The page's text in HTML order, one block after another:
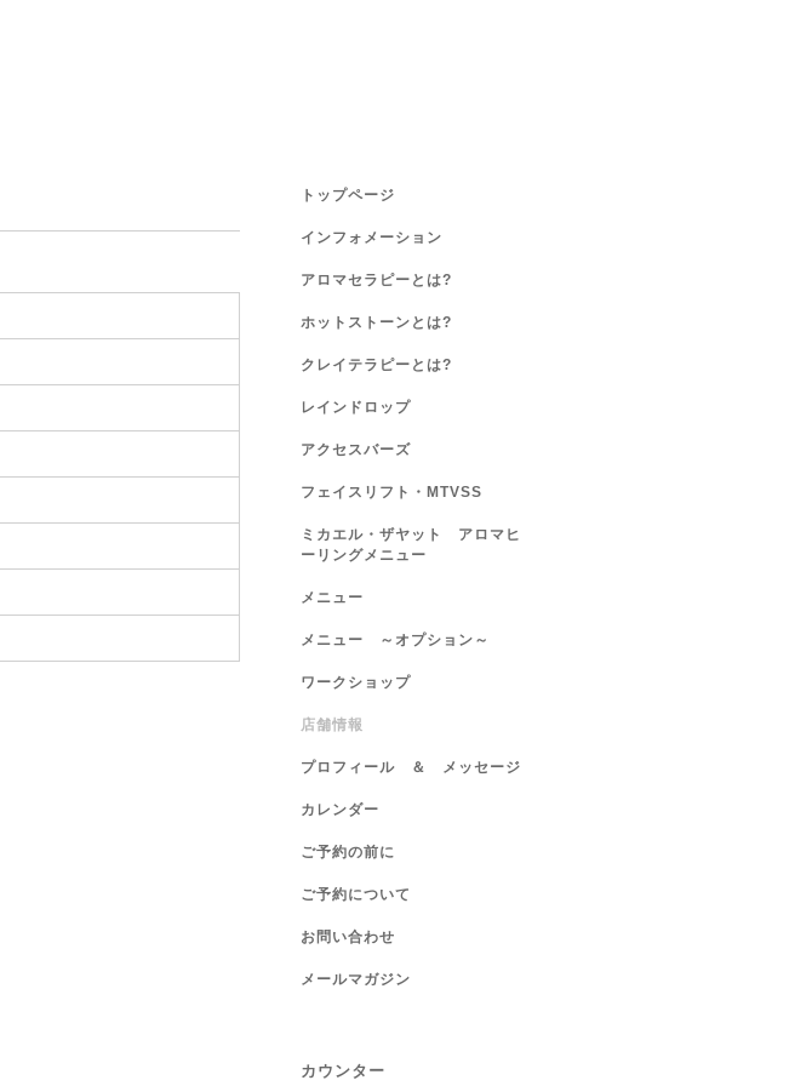
トップページ
インフォメーション
アロマセラピーとは?
ホットストーンとは?
クレイテラピーとは?
レインドロップ
アクセスバーズ
フェイスリフト・MTVSS
ミカエル・ザヤット アロマヒ
ーリングメニュー
メニュー
メニュー ～オプション～
ワークショップ
店舗情報
プロフィール ＆ メッセージ
カレンダー
ご予約の前に
ご予約について
お問い合わせ
メールマガジン
カウンター